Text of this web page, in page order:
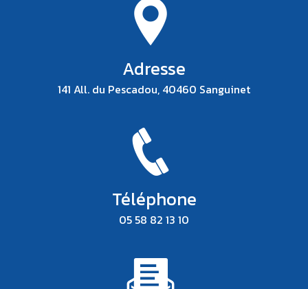
Adresse
141 All. du Pescadou, 40460 Sanguinet
Téléphone
05 58 82 13 10